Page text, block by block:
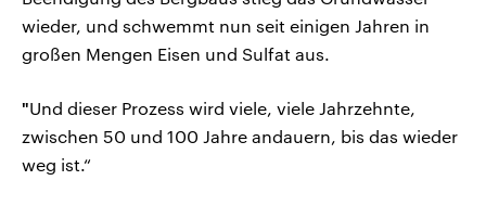
wieder, und schwemmt nun seit einigen Jahren in
großen Mengen Eisen und Sulfat aus.
"Und dieser Prozess wird viele, viele Jahrzehnte,
zwischen 50 und 100 Jahre andauern, bis das wieder
weg ist.“